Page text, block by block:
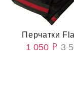
Перчатки
1 050 3